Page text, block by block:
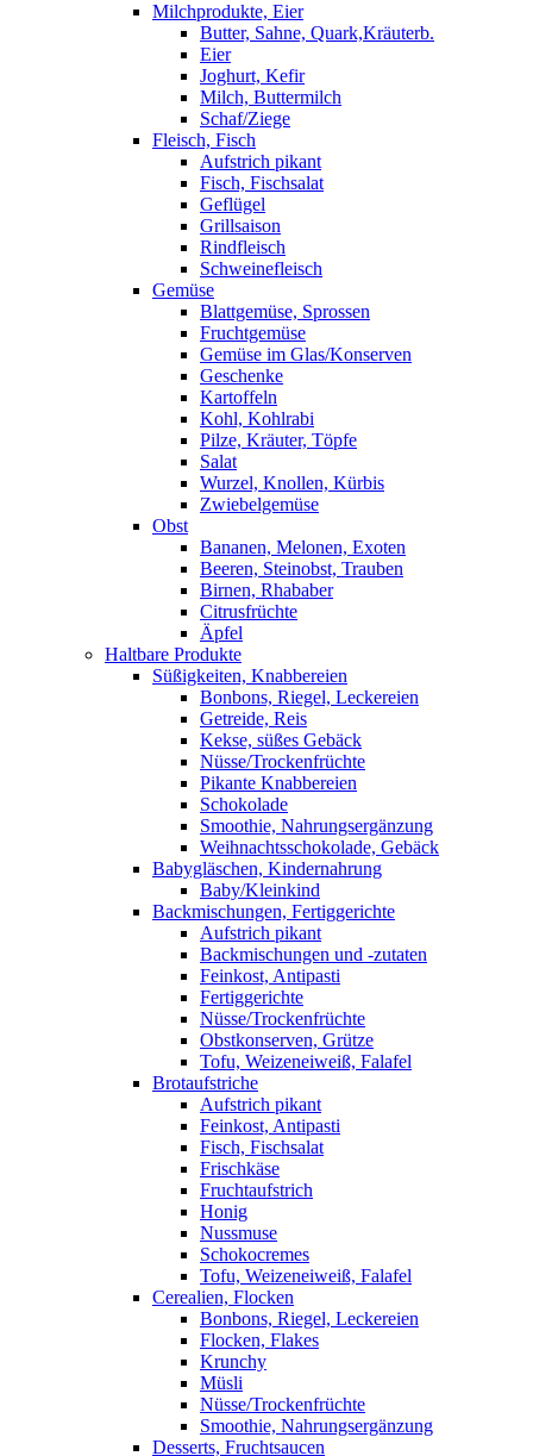
Milchprodukte, Eier
Butter, Sahne, Quark,Kräuterb.
Eier
Joghurt, Kefir
Milch, Buttermilch
Schaf/Ziege
Fleisch, Fisch
Aufstrich pikant
Fisch, Fischsalat
Geflügel
Grillsaison
Rindfleisch
Schweinefleisch
Gemüse
Blattgemüse, Sprossen
Fruchtgemüse
Gemüse im Glas/Konserven
Geschenke
Kartoffeln
Kohl, Kohlrabi
Pilze, Kräuter, Töpfe
Salat
Wurzel, Knollen, Kürbis
Zwiebelgemüse
Obst
Bananen, Melonen, Exoten
Beeren, Steinobst, Trauben
Birnen, Rhababer
Citrusfrüchte
Äpfel
Haltbare Produkte
Süßigkeiten, Knabbereien
Bonbons, Riegel, Leckereien
Getreide, Reis
Kekse, süßes Gebäck
Nüsse/Trockenfrüchte
Pikante Knabbereien
Schokolade
Smoothie, Nahrungsergänzung
Weihnachtsschokolade, Gebäck
Babygläschen, Kindernahrung
Baby/Kleinkind
Backmischungen, Fertiggerichte
Aufstrich pikant
Backmischungen und -zutaten
Feinkost, Antipasti
Fertiggerichte
Nüsse/Trockenfrüchte
Obstkonserven, Grütze
Tofu, Weizeneiweiß, Falafel
Brotaufstriche
Aufstrich pikant
Feinkost, Antipasti
Fisch, Fischsalat
Frischkäse
Fruchtaufstrich
Honig
Nussmuse
Schokocremes
Tofu, Weizeneiweiß, Falafel
Cerealien, Flocken
Bonbons, Riegel, Leckereien
Flocken, Flakes
Krunchy
Müsli
Nüsse/Trockenfrüchte
Smoothie, Nahrungsergänzung
Desserts, Fruchtsaucen